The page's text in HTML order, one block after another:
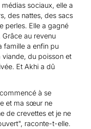
sociaux, elle a
des nattes, des sacs
perles. Elle a gagné
au revenu
famille a enfin pu
du poisson et
Et Akhi a dû
à se
et ma sœur ne
de crevettes et je ne
raconte-t-elle.